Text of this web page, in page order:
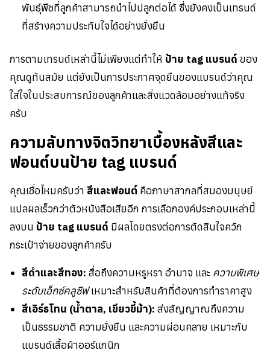
พันธุ์พืชที่ลูกค้าสามารถนำไปปลูกต่อได้ ซึ่งยังคงเป็นเทรนด์
ที่สร้างความประทับใจได้อย่างยั่งยืน
การตามเทรนด์เหล่านี้ไม่เพียงแต่ทำให้ ป้าย tag แบรนด์ ของ
คุณดูทันสมัย แต่ยังเป็นการประกาศจุดยืนของแบรนด์ว่าคุณ
ใส่ใจในประสบการณ์ของลูกค้าและสิ่งแวดล้อมอย่างแท้จริง
ครับ
ความลับทางจิตวิทยาเบื้องหลังสีและ
ฟอนต์บนป้าย tag แบรนด์
คุณเชื่อไหมครับว่า สีและฟอนต์ คือภาษาสากลที่สมองมนุษย์
แปลผลเร็วกว่าตัวหนังสือเสียอีก การเลือกองค์ประกอบเหล่านี้
ลงบน ป้าย tag แบรนด์ มีผลโดยตรงต่อการตัดสินใจควัก
กระเป๋าจ่ายของลูกค้าครับ
สีดำและสีทอง: สื่อถึงความหรูหรา อำนาจ และ ความพิเศษ
ระดับเอ็กซ์คลูซีฟเหมาะสำหรับสินค้าที่ต้องการทำราคาสูง
สีเอิร์ธโทน (น้ำตาล, เขียวขี้ม้า): ส่งสัญญาณถึงความ
เป็นธรรมชาติ ความยั่งยืน และความผ่อนคลาย เหมาะกับ
แบรนด์เสื้อผ้าออร์แกนิก